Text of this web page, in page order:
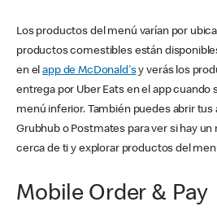
Los productos del menú varían por
productos comestibles están
en elapp de McDonald'sy verás los
entrega por Uber Eats en el app cuando
menú inferior. También puedes abrir tus
Grubhub o Postmates para ver si hay un
cerca de ti y explorar productos del
Mobile Order & Pay